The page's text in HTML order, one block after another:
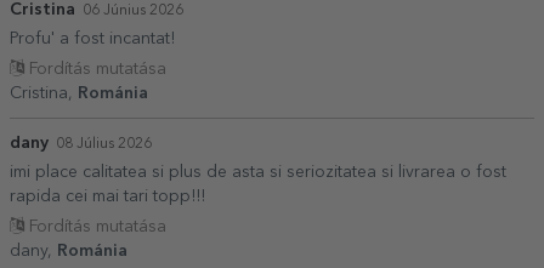
Cristina 06 Június 2026
Profu' a fost incantat!
Fordítás mutatása
Cristina,
Románia
dany 08 Július 2026
imi place calitatea si plus de asta si seriozitatea si livrarea o fost
rapida cei mai tari topp!!!
Fordítás mutatása
dany,
Románia